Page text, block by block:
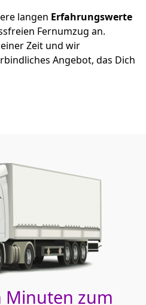
langen Erfahrungswerte
Fernumzug an.
Zeit und wir
Angebot, das Dich
zum